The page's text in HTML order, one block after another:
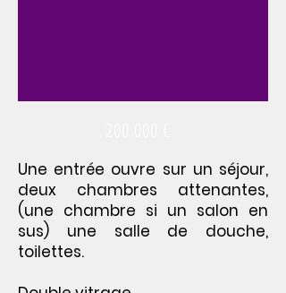
Une entrée ouvre sur un séjour,
deux chambres attenantes,
(une chambre si un salon en
sus) une salle de douche,
toilettes.